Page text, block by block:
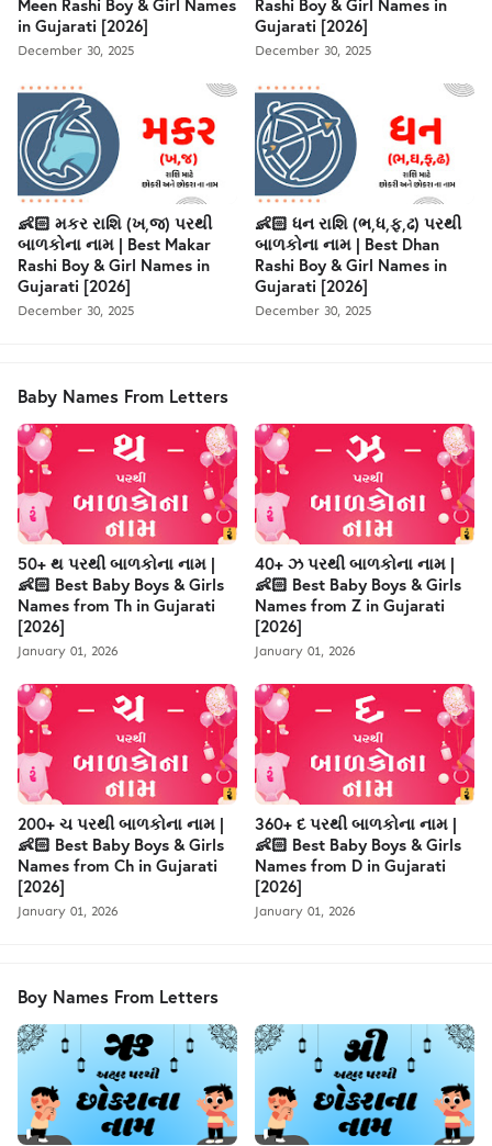
in Gujarati [2026]
December 30, 2025
Gujarati [2026]
December 30, 2025
👶🏻 મકર રાશિ (ખ,જ) પરથી
બાળકોના નામ | Best Makar
Rashi Boy & Girl Names in
Gujarati [2026]
December 30, 2025
👶🏻 ધન રાશિ (ભ,ધ,ફ,ઢ) પરથી
બાળકોના નામ | Best Dhan
Rashi Boy & Girl Names in
Gujarati [2026]
December 30, 2025
Baby Names From Letters
50+ થ પરથી બાળકોના નામ |
👶🏻 Best Baby Boys & Girls
Names from Th in Gujarati
[2026]
January 01, 2026
40+ ઝ પરથી બાળકોના નામ |
👶🏻 Best Baby Boys & Girls
Names from Z in Gujarati
[2026]
January 01, 2026
200+ ચ પરથી બાળકોના નામ |
👶🏻 Best Baby Boys & Girls
Names from Ch in Gujarati
[2026]
January 01, 2026
360+ દ પરથી બાળકોના નામ |
👶🏻 Best Baby Boys & Girls
Names from D in Gujarati
[2026]
January 01, 2026
Boy Names From Letters